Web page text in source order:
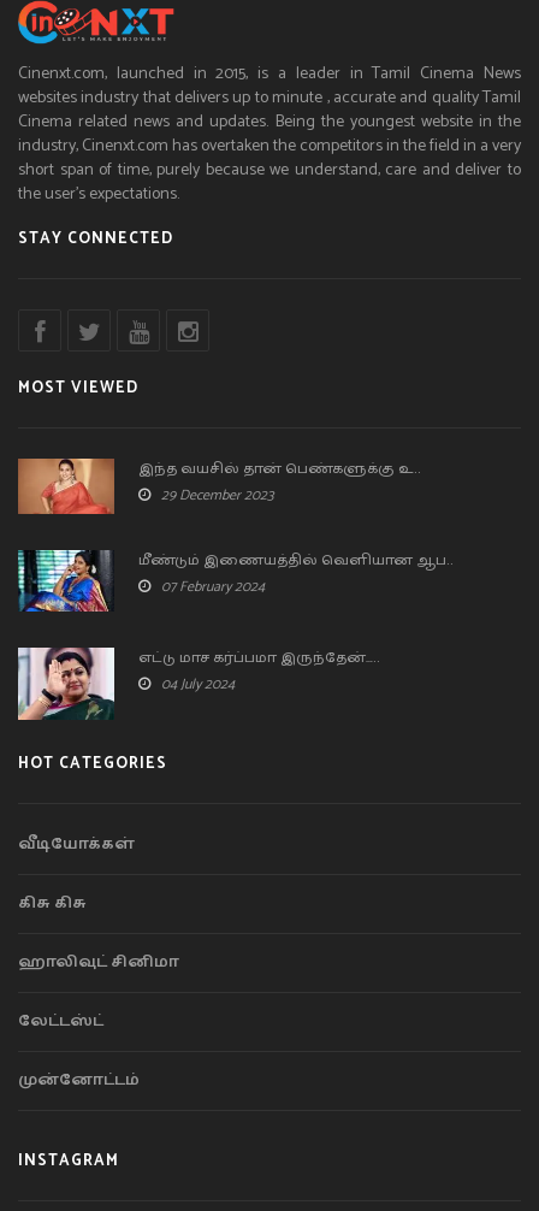
Cinenxt.com, launched in 2015, is a leader in Tamil Cinema News
websites industry that delivers up to minute , accurate and quality Tamil
Cinema related news and updates. Being the youngest website in the
industry, Cinenxt.com has overtaken the competitors in the field in a very
short span of time, purely because we understand, care and deliver to
the user’s expectations.
STAY CONNECTED
MOST VIEWED
இந்த வயசில் தான் பெண்களுக்கு உ..
29 December 2023
மீண்டும் இணையத்தில் வெளியான ஆப..
07 February 2024
எட்டு மாச கர்ப்பமா இருந்தேன்…..
04 July 2024
HOT CATEGORIES
வீடியோக்கள்
கிசு கிசு
ஹாலிவுட் சினிமா
லேட்டஸ்ட்
முன்னோட்டம்
INSTAGRAM